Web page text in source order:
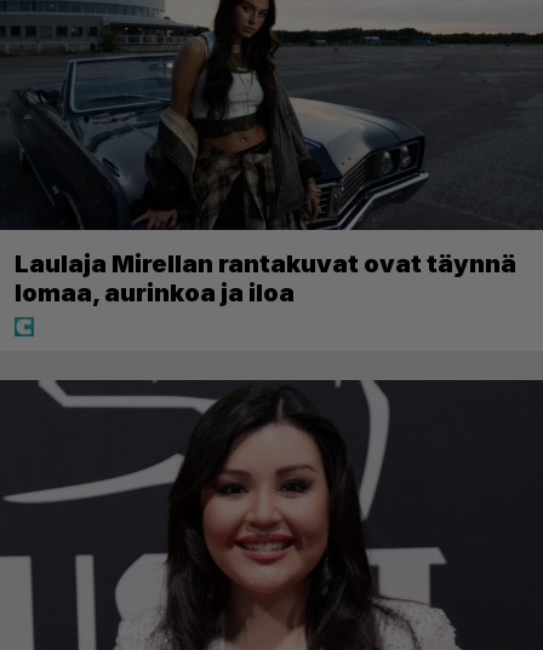
Laulaja Mirellan rantakuvat ovat täynnä
lomaa, aurinkoa ja iloa